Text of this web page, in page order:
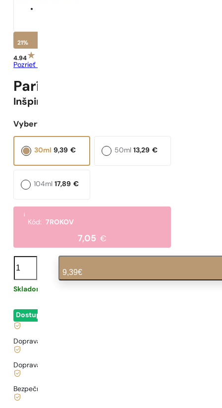
21%
4.94
Pozrieť recenzie
Parížske Parfumy N° 114 -
Inšpirované
Vyberte objem:
9,39 €
30ml 13,29 €
50ml
17,89 €
104ml
i
Kód:7ROKOV
7,05 €
množstvo
N°
114
9,39€
Skladom
Dostupné
Doprava zadarmo od
Doprava od
Bezpečné nakupovanie a platby